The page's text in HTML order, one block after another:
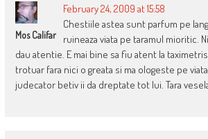
Mos Califar
February 24, 2009 at 15:58
Chestiile astea sunt parfum pe
ruineaza viata pe taramul mioritic.
dau atentie. E mai bine sa fiu atent la
trotuar fara nici o greata si ma ologeste pe
judecator betiv ii da dreptate tot lui. Tara